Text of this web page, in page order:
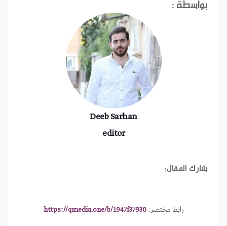
Deeb Sarhan
editor
شارك المقال:
رابط مختصر:https://qmedia.one/b/1947f37930